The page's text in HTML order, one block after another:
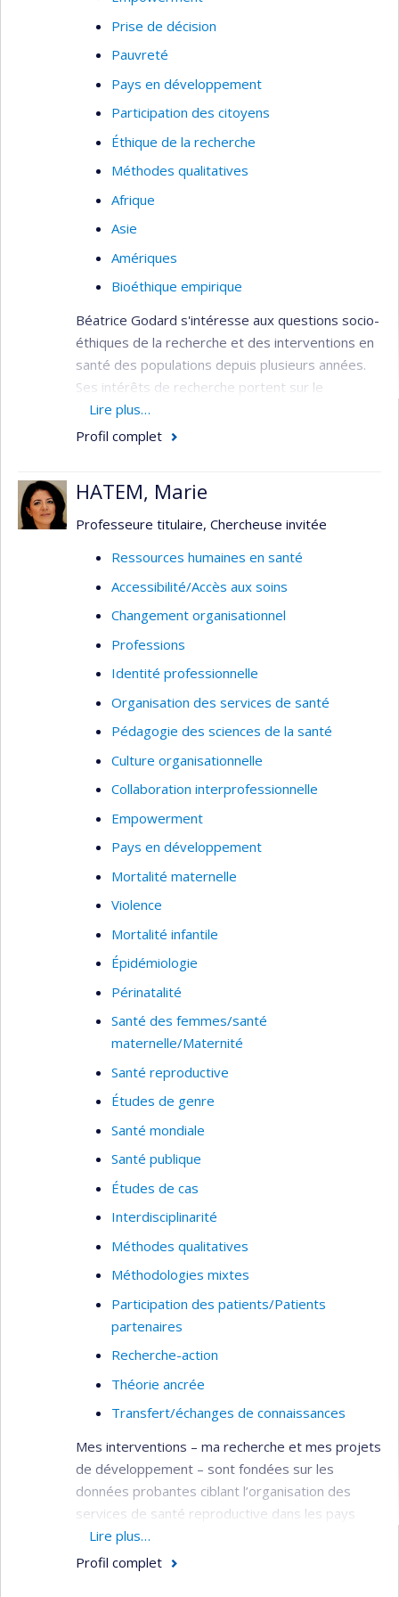
Prise de décision
Pauvreté
Pays en développement
Participation des citoyens
Éthique de la recherche
Méthodes qualitatives
Afrique
Asie
Amériques
Bioéthique empirique
Béatrice Godard s'intéresse aux questions socio-
éthiques de la recherche et des interventions en
santé des populations depuis plusieurs années.
Ses intérêts de recherche portent sur le
développement de capacités à la prise de
décision par des personnes ou des groupes en
ses recherches visent à examiner leurs
préoccupations et leurs besoins par rapport à la
trouvent et les processus éthiques à mettre en
place pour contribuer à leur autonomisation. Ses
travaux s’inscrivent dans une démarche
Lire plus…
Profil complet
HATEM, Marie
Professeure titulaire, Chercheuse invitée
Ressources humaines en santé
Accessibilité/Accès aux soins
Changement organisationnel
Professions
Identité professionnelle
Organisation des services de santé
Pédagogie des sciences de la santé
Culture organisationnelle
Collaboration interprofessionnelle
Empowerment
Pays en développement
Mortalité maternelle
Violence
Mortalité infantile
Épidémiologie
Périnatalité
Santé des femmes/santé
maternelle/Maternité
Santé reproductive
Études de genre
Santé mondiale
Santé publique
Études de cas
Interdisciplinarité
Méthodes qualitatives
Méthodologies mixtes
Participation des patients/Patients
partenaires
Recherche-action
Théorie ancrée
Transfert/échanges de connaissances
Mes interventions – ma recherche et mes projets
de développement – sont fondées sur les
données probantes ciblant l’organisation des
services de santé reproductive dans les pays
francophones en développement,
particulièrement: le système socio-culturel et
Lire plus…
Profil complet